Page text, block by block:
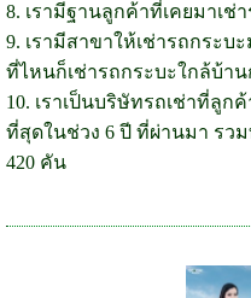
8. เรามีฐานลูกค้าที่เคยมาเช่
9. เรามีสาขาให้เช่ารถกระบ
ที่ไหนก็เช่ารถกระบะใกล้บ้าน
10. เราเป็นบริษัทรถเช่าที่ลูก
ที่สุดในช่วง 6 ปี ที่ผ่านมา รว
420 คัน